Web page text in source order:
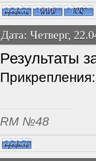
Дата: Четверг,
Результаты
RM №48